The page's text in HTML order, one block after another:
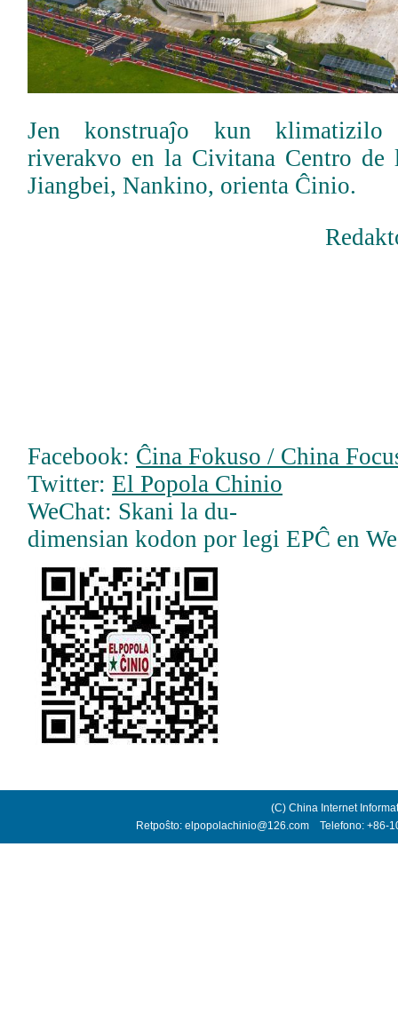
Jen konstruaĵo kun klimatizilo
riverakvo en la Civitana Centro
Jiangbei, Nankino, orienta Ĉinio.
Facebook: Ĉina Fokuso / China
Twitter: El Popola Chinio
WeChat: Skani la du-
dimensian kodon por legi EPĈ en
(C) China Internet
Retpoŝto: elpopolachinio@126.com Telefono: +86-